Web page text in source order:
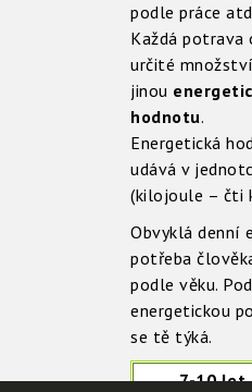
podle práce
Každá potrava
určité
jinou
hodnotu.
Energetická
udává v
(kilojoule – čti
Obvyklá denní
potřeba
podle věku.
energetickou
se tě týká.
7-10 let